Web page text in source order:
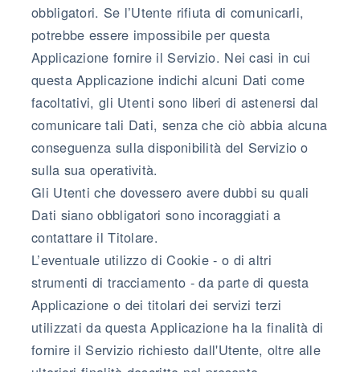
obbligatori. Se l’Utente rifiuta di comunicarli,
potrebbe essere impossibile per questa
Applicazione fornire il Servizio. Nei casi in cui
questa Applicazione indichi alcuni Dati come
facoltativi, gli Utenti sono liberi di astenersi dal
comunicare tali Dati, senza che ciò abbia alcuna
conseguenza sulla disponibilità del Servizio o
sulla sua operatività.
Gli Utenti che dovessero avere dubbi su quali
Dati siano obbligatori sono incoraggiati a
contattare il Titolare.
L’eventuale utilizzo di Cookie - o di altri
strumenti di tracciamento - da parte di questa
Applicazione o dei titolari dei servizi terzi
utilizzati da questa Applicazione ha la finalità di
fornire il Servizio richiesto dall'Utente, oltre alle